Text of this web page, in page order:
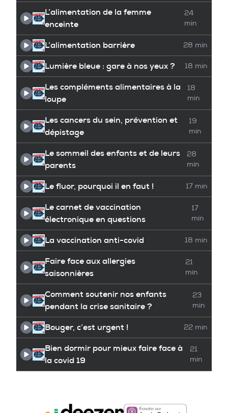
L’alimentation de la femme
enceinte
24
min
L’alimentation barrière 28 min
Lumière bleue : gare à nos yeux ? 18 min
Les compléments alimentaires à la
loupe
18
min
Les cancers du sein, prévention et
dépistage
19
min
Le sommeil des enfants et de leurs
parents
28
min
Le fluor, pourquoi il en faut ! 17 min
Le carnet de vaccination
électronique en questions
17
min
La vaccination anti-covid 18 min
Faire face aux allergies
saisonnières
21
min
Comment soutenir nos enfants
pendant la crise sanitaire ?
23
min
Bouger, c’est urgent ! 22 min
Bien dormir pour mieux faire face à
la covid 19
21
min